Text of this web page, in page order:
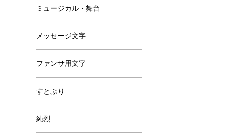
ミュージカル・舞台
メッセージ文字
ファンサ用文字
すとぷり
純烈